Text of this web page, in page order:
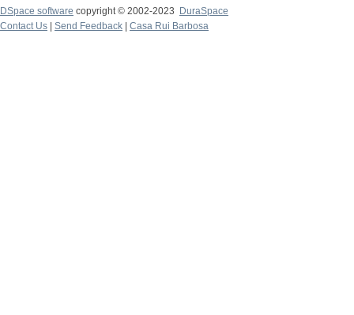
DSpace software copyright © 2002-2023
DuraSpace
Contact Us
Send Feedback Casa Rui Barbosa